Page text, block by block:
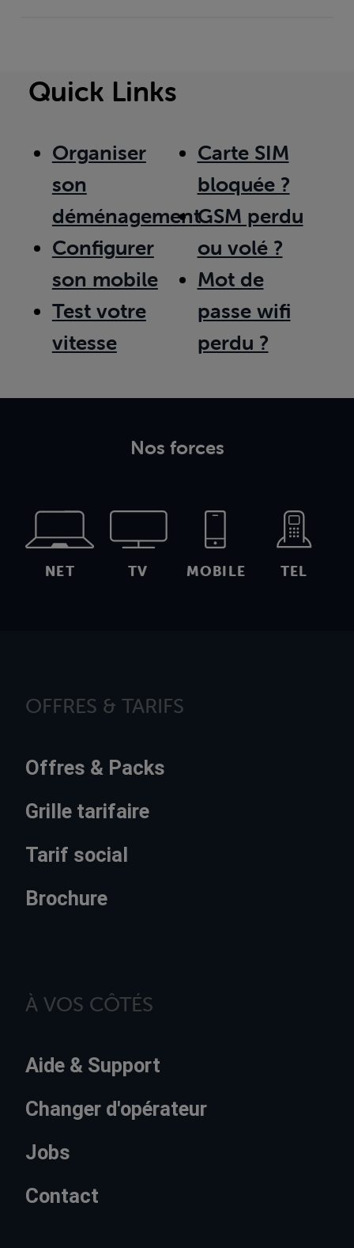
Quick Links
Organiser
son
déménagement
Configurer
son mobile
Test votre
vitesse
Carte SIM
bloquée ?
GSM perdu
ou volé ?
Mot de
passe wifi
perdu ?
Nos forces
NET TV MOBILE TEL
OFFRES & TARIFS
Offres & Packs
Grille tarifaire
Tarif social
Brochure
À VOS CÔTÉS
Aide & Support
Changer d'opérateur
Jobs
Contact